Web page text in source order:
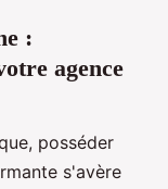
:
agence
posséder
s'avère